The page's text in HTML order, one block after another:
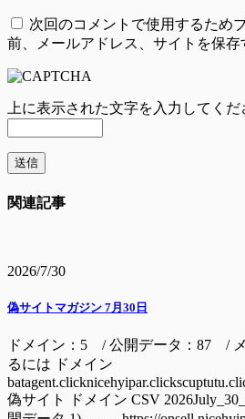
次回のコメントで使用するため
前、メールアドレス、サイトを保存
上に表示された文字を入力してくだ
関連記事
2026/7/30
偽サイトマガジン 7月30日
ドメイン：5 / 公開データ：87 /
るには ドメイン
偽サイト ドメイン CSV